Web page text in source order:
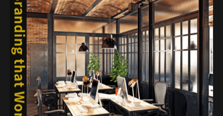
デザイン会社で働くクリエイティブな職業には、グラフ
ィックデザイナー、アートディレクター、コピーライタ
ー、Webデザイナー、イラストレーター、フォトグラフ
ァーなどがあります。これらの職種は、各自の得意分野
や興味関心にあわせて選ぶことができます。
例えば、イラストや写真を活かした表現が得意な方はビ
ジュアル中心の職種、戦略や企画に関心がある方はアー
トディレクターや企画職が向いています。自分の強みや
将来のビジョンを明確にすることで、より適したキャリ